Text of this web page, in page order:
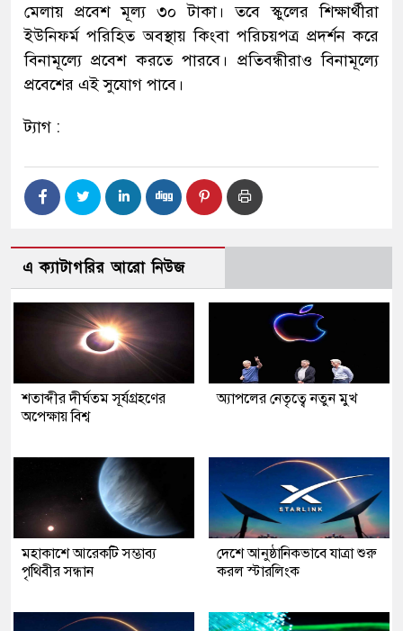
মেলায় প্রবেশ মূল্য ৩০ টাকা। তবে স্কুলের শিক্ষার্থীরা
ইউনিফর্ম পরিহিত অবস্থায় কিংবা পরিচয়পত্র প্রদর্শন করে
বিনামূল্যে প্রবেশ করতে পারবে। প্রতিবন্ধীরাও বিনামূল্যে
প্রবেশের এই সুযোগ পাবে।
ট্যাগ :
এ ক্যাটাগরির আরো নিউজ
শতাব্দীর দীর্ঘতম সূর্যগ্রহণের
অপেক্ষায় বিশ্ব
অ্যাপলের নেতৃত্বে নতুন মুখ
মহাকাশে আরেকটি সম্ভাব্য
পৃথিবীর সন্ধান
দেশে আনুষ্ঠানিকভাবে যাত্রা শুরু
করল স্টারলিংক